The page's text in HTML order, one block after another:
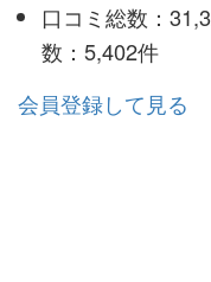
口コミ総数：
数：5,402件
会員登録して見る